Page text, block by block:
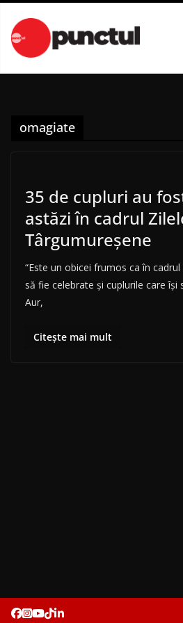
conținut
omagiate
35 de cupluri au
astăzi în cadrul
Târgumureșene
“Este un obicei frumos ca în
să fie celebrate și cuplurile care
Aur,
Citește mai mult